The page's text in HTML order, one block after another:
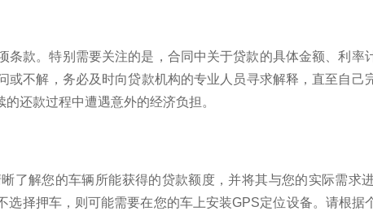
款。特别需要关注的是，合同中关于贷款的具体金额、利率
不解，务必及时向贷款机构的专业人员寻求解释，直至自己
还款过程中遭遇意外的经济负担。
了解您的车辆所能获得的贷款额度，并将其与您的实际需求
择押车，则可能需要在您的车上安装GPS定位设备。请根据